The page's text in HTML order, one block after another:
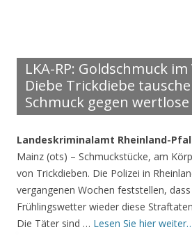
LKA-RP: Goldschmuck
Diebe Trickdiebe
Schmuck gegen
Landeskriminalamt Rheinland-
Mainz (ots) – Schmuckstücke, am
von Trickdieben. Die Polizei in
vergangenen Wochen feststellen,
Frühlingswetter wieder diese
Die Täter sind … Lesen Sie hier